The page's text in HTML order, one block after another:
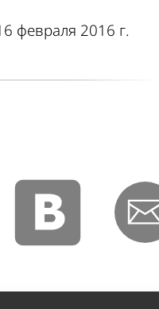
февраля 2016 г.
vkontakte email